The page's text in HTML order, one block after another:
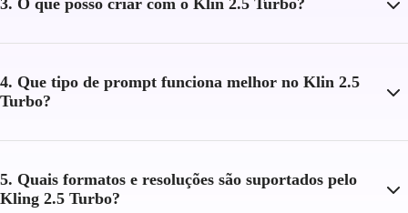
3. O que posso criar com o Klin 2.5 Turbo?
4. Que tipo de prompt funciona melhor no Klin 2.5
Turbo?
5. Quais formatos e resoluções são suportados pelo
Kling 2.5 Turbo?